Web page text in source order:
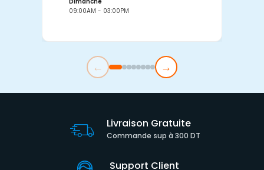
09:00AM - 03:00PM
← →
Livraison Gratuite
Commande sup à 300 DT
Support Client